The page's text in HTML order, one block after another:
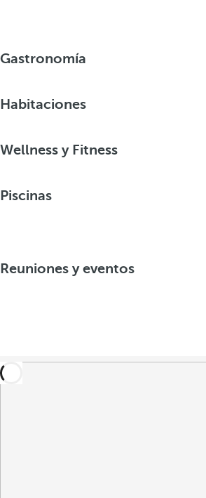
Gastronomía
Habitaciones
Wellness y Fitness
Piscinas
Reuniones y eventos